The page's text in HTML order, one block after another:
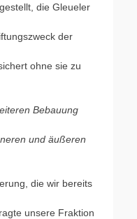
die Gleueler
der
ohne sie zu
Bebauung
und äußeren
die wir bereits
unsere Fraktion